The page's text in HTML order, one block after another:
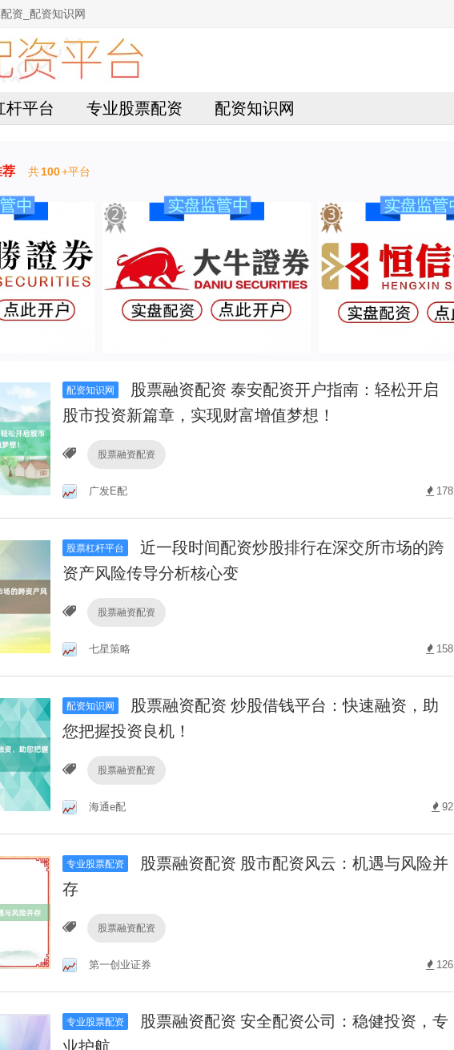
资_配资知识网
杆平台 专业股票配资 配资知识网
荐 共100+平台
配资知识网
股票融资配资 泰安配资开户指南：轻松开启
股市投资新篇章，实现财富增值梦想！
股票融资配资
广发E配 178
股票杠杆平台
近一段时间配资炒股排行在深交所市场的跨
资产风险传导分析核心变
股票融资配资
七星策略 158
配资知识网
股票融资配资 炒股借钱平台：快速融资，助
您把握投资良机！
股票融资配资
海通e配 92
专业股票配资
股票融资配资 股市配资风云：机遇与风险并
存
股票融资配资
第一创业证券 126
专业股票配资
股票融资配资 安全配资公司：稳健投资，专